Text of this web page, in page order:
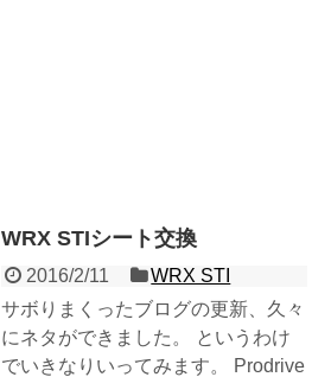
WRX STIシート交換
2016/2/11
WRX STI
サボりまくったブログの更新、久々
にネタができました。 というわけ
でいきなりいってみます。 Prodrive